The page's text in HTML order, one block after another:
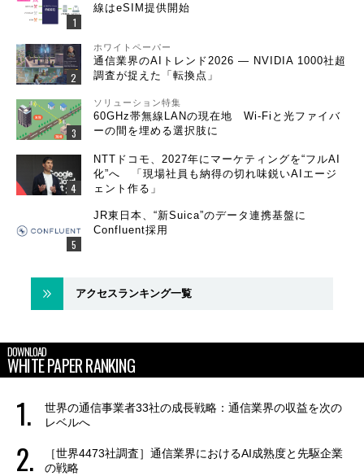
線はeSIM提供開始
ホワイトペーパー
通信業界のAIトレンド2026 ― NVIDIA 1000社超
調査が捉えた「転換点」
ソリューション特集
60GHz帯無線LANの現在地 Wi-Fiと光ファイバ
ーの間を埋める選択肢に
NTTドコモ、2027年にマーケティングを“フルAI
化”へ 「現場社員も納得の切れ味鋭いAIエージ
ェント作る」
JR東日本、“新Suica”のデータ連携基盤に
Confluent採用
アクセスランキング一覧
DOWNLOAD
WHITE PAPER RANKING
世界の通信事業者33社の成長戦略：通信業界の収益を次の
レベルへ
［世界4473社調査］通信業界におけるAI成熟度と先駆企業
の戦略